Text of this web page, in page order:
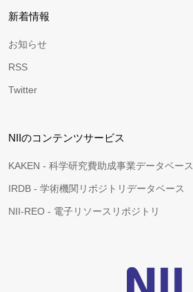
新着情報
お知らせ
RSS
Twitter
NIIのコンテンツサービス
KAKEN - 科学研究費助成事業データベース
IRDB - 学術機関リポジトリデータベース
NII-REO - 電子リソースリポジトリ